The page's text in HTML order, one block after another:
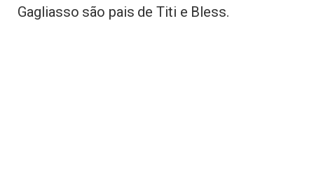
Gagliasso são pais de Titi e Bless.